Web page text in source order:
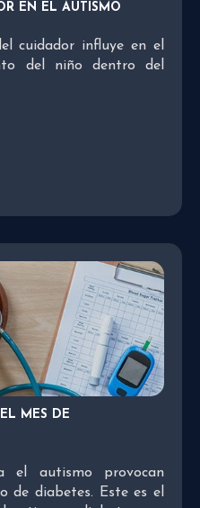
EN EL AUTISMO
cuidador influye en el
del niño dentro del
MES DE
el autismo provocan
de diabetes. Este es el